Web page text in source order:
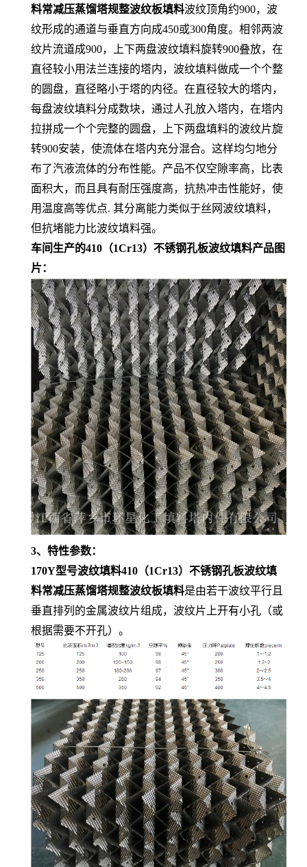
料常减压蒸馏塔规整波纹板填料波纹顶角约900，波
纹形成的通道与垂直方向成450或300角度。相邻两波
纹片流道成900，上下两盘波纹填料旋转900叠放，在
直径较小用法兰连接的塔内，波纹填料做成一个个整
的圆盘，直径略小于塔的内径。在直径较大的塔内，
每盘波纹填料分成数块，通过人孔放入塔内，在塔内
拉拼成一个个完整的圆盘，上下两盘填料的波纹片旋
转900安装，使流体在塔内充分混合。这样均匀地分
布了汽液流体的分布性能。产品不仅空隙率高，比表
面积大，而且具有耐压强度高，抗热冲击性能好，使
用温度高等优点. 其分离能力类似于丝网波纹填料，
但抗堵能力比波纹填料强。
车间生产的410（1Cr13）不锈钢孔板波纹填料产品图
片：
3、特性参数：
170Y型号波纹填料410（1Cr13）不锈钢孔板波纹填
料常减压蒸馏塔规整波纹板填料是由若干波纹平行且
垂直排列的金属波纹片组成，波纹片上开有小孔（或
根据需要不开孔）。